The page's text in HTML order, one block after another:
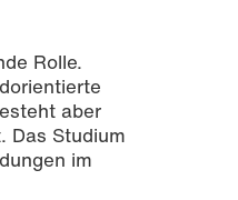
Rolle.
aber
Das Studium
im